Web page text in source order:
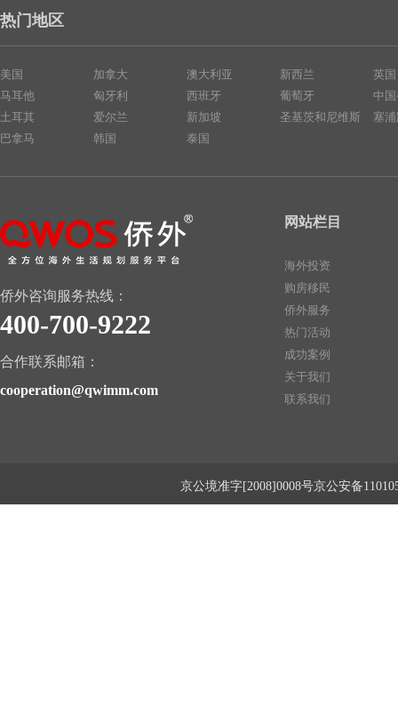
热门地区
美国
马耳他
土耳其
巴拿马
加拿大
匈牙利
爱尔兰
韩国
澳大利亚
西班牙
新加坡
泰国
新西兰
葡萄牙
圣基茨和尼维斯
英国
中
塞
侨外咨询服务热线：
400-700-9222
合作联系邮箱：
cooperation@qwimm.com
网站栏目
海外投资
购房移民
侨外服务
热门活动
成功案例
关于我们
联系我们
京公境准字[2008]0008号京公安备